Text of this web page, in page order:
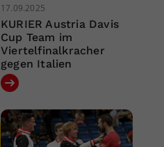
17.09.2025
KURIER Austria Davis
Cup Team im
Viertelfinalkracher
gegen Italien